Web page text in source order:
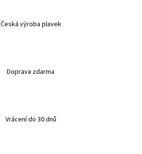
Česká výroba plavek
Doprava zdarma
Vrácení do 30 dnů